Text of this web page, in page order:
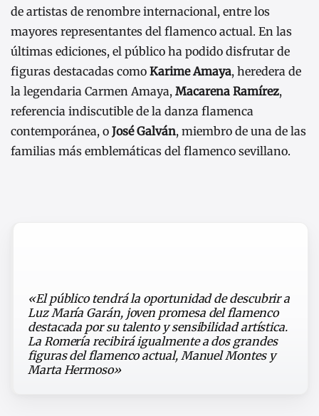
de artistas de renombre internacional, entre los
mayores representantes del flamenco actual. En las
últimas ediciones, el público ha podido disfrutar de
figuras destacadas como Karime Amaya, heredera de
la legendaria Carmen Amaya, Macarena Ramírez,
referencia indiscutible de la danza flamenca
contemporánea, o José Galván, miembro de una de las
familias más emblemáticas del flamenco sevillano.
«El público tendrá la oportunidad de descubrir a
Luz María Garán, joven promesa del flamenco
destacada por su talento y sensibilidad artística.
La Romería recibirá igualmente a dos grandes
figuras del flamenco actual, Manuel Montes y
Marta Hermoso»